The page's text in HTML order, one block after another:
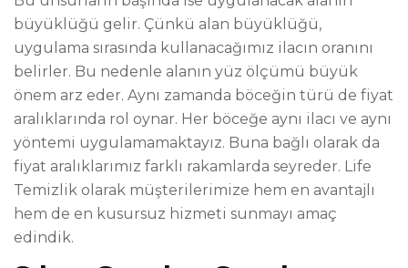
büyüklüğü gelir. Çünkü alan büyüklüğü,
uygulama sırasında kullanacağımız ilacın oranını
belirler. Bu nedenle alanın yüz ölçümü büyük
önem arz eder. Aynı zamanda böceğin türü de fiyat
aralıklarında rol oynar. Her böceğe aynı ilacı ve aynı
yöntemi uygulamamaktayız. Buna bağlı olarak da
fiyat aralıklarımız farklı rakamlarda seyreder. Life
Temizlik olarak müşterilerimize hem en avantajlı
hem de en kusursuz hizmeti sunmayı amaç
edindik.